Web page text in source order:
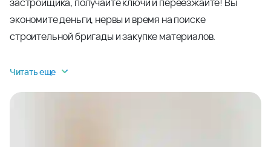
экономите деньги, нервы и время на поиске
строительной бригады и закупке материалов.
Читать еще